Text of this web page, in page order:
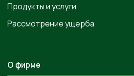
Продукты и услуги
Рассмотрение ущерба
О фирме